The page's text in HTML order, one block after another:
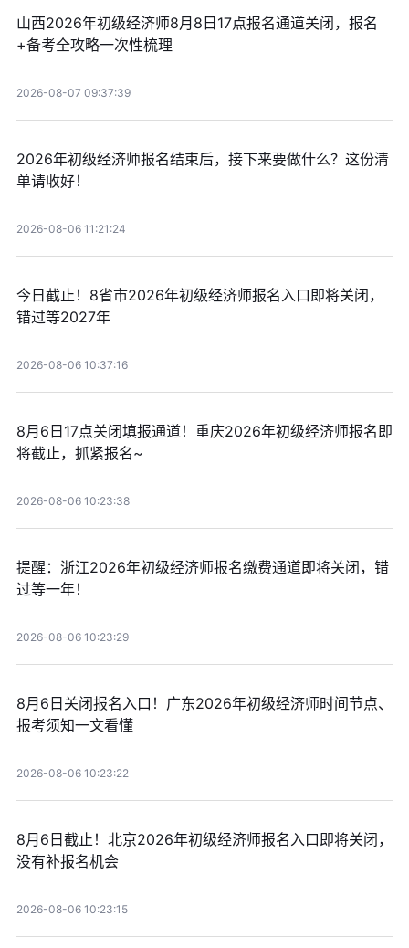
山西2026年初级经济师8月8日17点报名通道关闭，报名
+备考全攻略一次性梳理
2026-08-07 09:37:39
2026年初级经济师报名结束后，接下来要做什么？这份清
单请收好！
2026-08-06 11:21:24
今日截止！8省市2026年初级经济师报名入口即将关闭，
错过等2027年
2026-08-06 10:37:16
8月6日17点关闭填报通道！重庆2026年初级经济师报名即
将截止，抓紧报名~
2026-08-06 10:23:38
提醒：浙江2026年初级经济师报名缴费通道即将关闭，错
过等一年！
2026-08-06 10:23:29
8月6日关闭报名入口！广东2026年初级经济师时间节点、
报考须知一文看懂
2026-08-06 10:23:22
8月6日截止！北京2026年初级经济师报名入口即将关闭，
没有补报名机会
2026-08-06 10:23:15